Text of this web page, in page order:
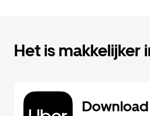
Het is makkelijker